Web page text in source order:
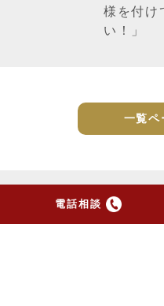
電話相談
様を付け
い！」
一覧ペ